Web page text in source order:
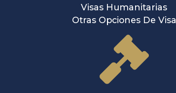
Visas Humanitarias
Otras Opciones De Visa